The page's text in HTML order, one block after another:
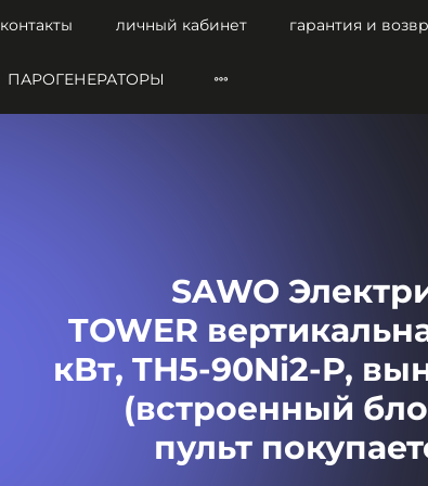
контакты личный кабинет
гарантия и
ПАРОГЕНЕРАТОРЫ
SAWO
TOWER
кВт, TH5-90Ni2-P,
(встроенный
пульт